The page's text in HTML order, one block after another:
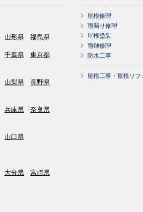
山形県 福島県
千葉県
東京都
山梨県
長野県
兵庫県
奈良県
山口県
大分県
宮崎県
屋根修理
雨漏り修理
屋根塗装
雨樋修理
防水工事
屋根工事・屋根リフ